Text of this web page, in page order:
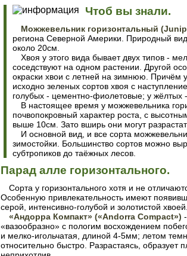
Чтоб вы знали.
Можжевельник горизонтальный (
региона Северной Америки. Природный
около 20см.
Хвоя у этого вида бывает двух типов -
соседствуют на одном растении. Другой
окраски хвои с летней на зимнюю. Причём
исходно зеленых сортов хвоя с
голубых - цементно-фиолетовые; у жёлтых
В настоящее время у можжевельника
почвопокровный характер роста, с
выше 10см. Зато вширь они могут
И основной вид, и все сорта
зимостойки. Большинство сортов можно
субтропиков до таёжных лесов.
Парад алле горизонтального.
Сорта у горизонтального хотя и не
Особенную привлекательность имеют
серой, интенсивно-голубой и золотистой хвоей.
«Андорра Компакт» («Andorra Compact»)
«вазообразно» с пологим восхождением
и мелко-игольчатая, длиной 4-5мм; летом
относительно быстро. Разрастаясь,